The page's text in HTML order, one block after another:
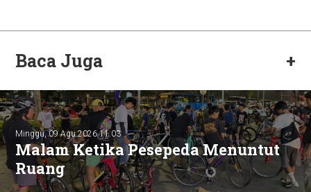
Baca Juga +
Minggu, 09 Agu 2026 11:03
Malam Ketika Pesepeda Menuntut
Ruang